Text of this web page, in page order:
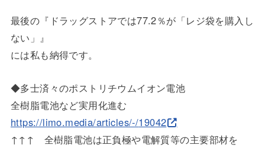
最後の『ドラッグストアでは77.2％が「レジ袋を購入し
ない」 』
には私も納得です。
◆多士済々のポストリチウムイオン電池
全樹脂電池など実用化進む
https://limo.media/articles/-/19042
↑↑↑ 全樹脂電池は正負極や電解質等の主要部材を